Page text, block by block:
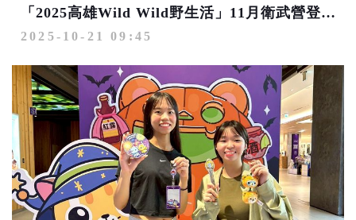
「2025高雄Wild Wild野生活」11月衛武營登場 同場加映萬聖節盛典歡樂連連
2025-10-21 09:45